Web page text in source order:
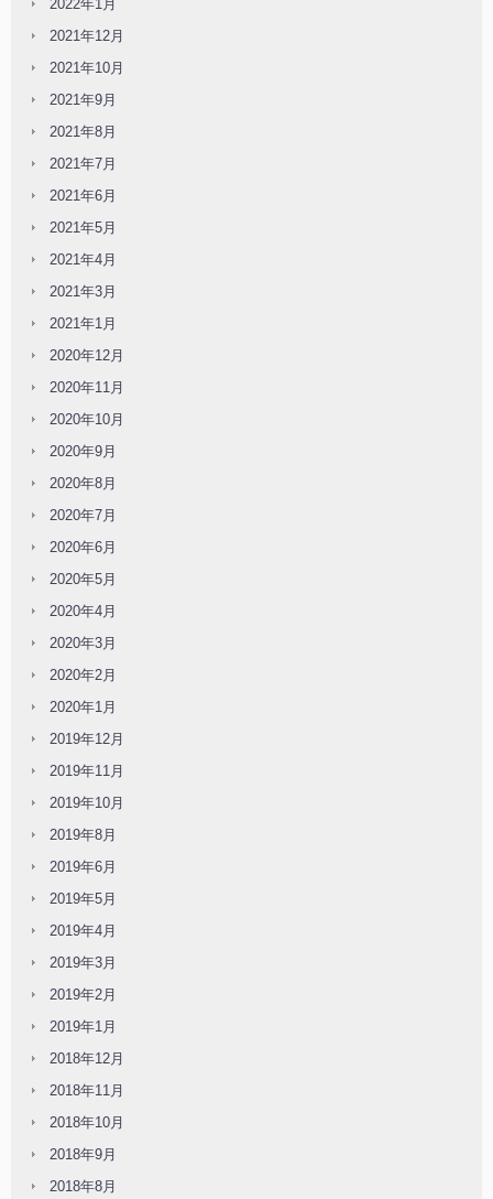
2022年1月
2021年12月
2021年10月
2021年9月
2021年8月
2021年7月
2021年6月
2021年5月
2021年4月
2021年3月
2021年1月
2020年12月
2020年11月
2020年10月
2020年9月
2020年8月
2020年7月
2020年6月
2020年5月
2020年4月
2020年3月
2020年2月
2020年1月
2019年12月
2019年11月
2019年10月
2019年8月
2019年6月
2019年5月
2019年4月
2019年3月
2019年2月
2019年1月
2018年12月
2018年11月
2018年10月
2018年9月
2018年8月